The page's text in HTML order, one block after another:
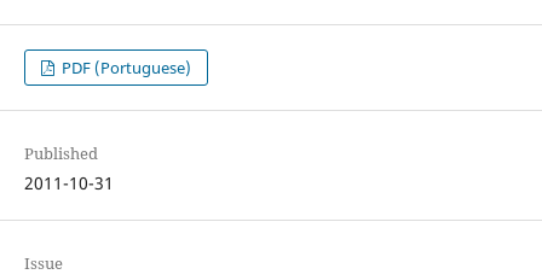
PDF (Portuguese)
Published
2011-10-31
Issue